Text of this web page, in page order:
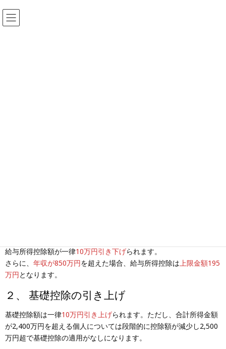
給与所得控除額が一律10万円引き下げられます。
さらに、 年収が850万円を超えた場合、給与所得控除は上限金額195
万円となります。
２、 基礎控除の引き上げ
基礎控除額は一律10万円引き上げられます。ただし、合計所得金額
が2,400万円を超える個人については段階的に控除額が減少し2,500
万円超で基礎控除の適用がなしになります。